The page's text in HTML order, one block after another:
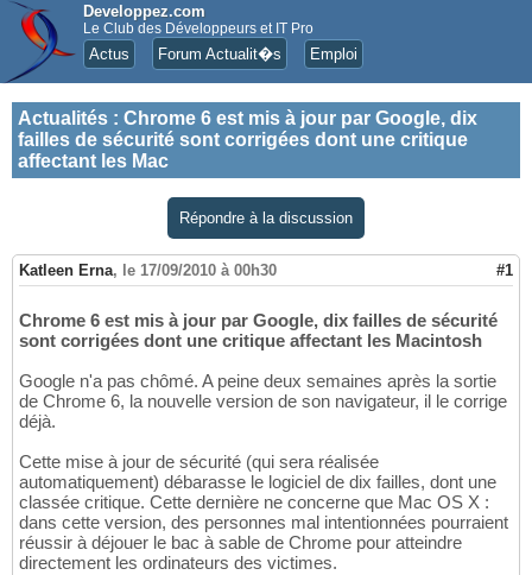
Developpez.com
Le Club des Développeurs et IT Pro
Actus Forum Actualit�s Emploi
Actualités : Chrome 6 est mis à jour par Google, dix
failles de sécurité sont corrigées dont une critique
affectant les Mac
Répondre à la discussion
Katleen Erna, le 17/09/2010 à 00h30 #1
Chrome 6 est mis à jour par Google, dix failles de sécurité
sont corrigées dont une critique affectant les Macintosh
Google n'a pas chômé. A peine deux semaines après la sortie
de Chrome 6, la nouvelle version de son navigateur, il le corrige
déjà.
Cette mise à jour de sécurité (qui sera réalisée
automatiquement) débarasse le logiciel de dix failles, dont une
classée critique. Cette dernière ne concerne que Mac OS X :
dans cette version, des personnes mal intentionnées pourraient
réussir à déjouer le bac à sable de Chrome pour atteindre
directement les ordinateurs des victimes.